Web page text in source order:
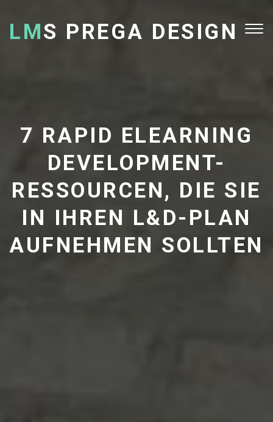
LMS PREGA DESIGN
7 RAPID ELEARNING
DEVELOPMENT-
RESSOURCEN, DIE SIE
IN IHREN L&D-PLAN
AUFNEHMEN SOLLTEN